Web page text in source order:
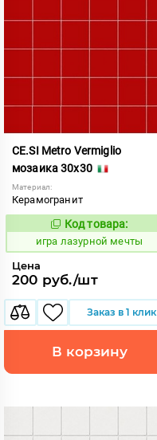
CE.SI Metro Vermiglio
мозаика 30x30
Материал:
Керамогранит
552051
Код товара:
игра лазурной мечты
Цена
200 руб./шт
Заказ в 1 клик
В корзину